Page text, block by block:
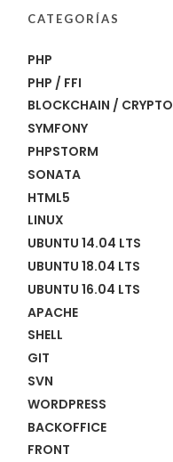
CATEGORÍAS
PHP
PHP / FFI
BLOCKCHAIN / CRYPTO
SYMFONY
PHPSTORM
SONATA
HTML5
LINUX
UBUNTU 14.04 LTS
UBUNTU 18.04 LTS
UBUNTU 16.04 LTS
APACHE
SHELL
GIT
SVN
WORDPRESS
BACKOFFICE
FRONT